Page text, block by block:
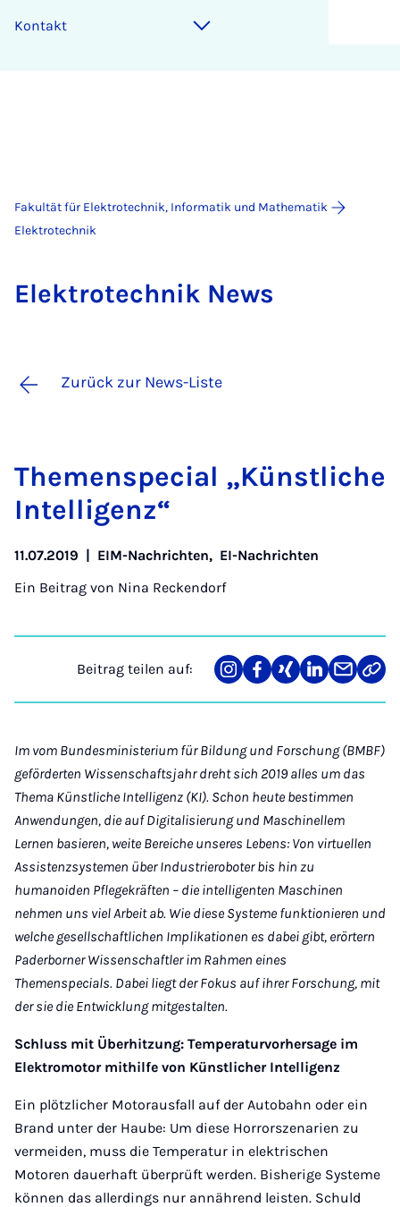
Kontakt
Fakultät für Elektrotechnik, Informatik und Mathematik
Elektrotechnik
Elek­tro­tech­nik News
Zurück zur News-Liste
The­men­spe­ci­al „Künst­li­che
In­tel­li­genz“
11.07.2019 | EIM-Nachrichten, EI-Nachrichten
Ein Beitrag von Nina Reckendorf
Beitrag teilen auf:
Teilen
auf
Teilen
auf
Teilen
auf
Teilen
auf
Teilen
über
Mail
Link
Im vom Bundesministerium für Bildung und Forschung (BMBF)
geförderten Wissenschaftsjahr dreht sich 2019 alles um das
Thema Künstliche Intelligenz (KI). Schon heute bestimmen
Anwendungen, die auf Digitalisierung und Maschinellem
Lernen basieren, weite Bereiche unseres Lebens: Von virtuellen
Assistenzsystemen über Industrieroboter bis hin zu
humanoiden Pflegekräften – die intelligenten Maschinen
nehmen uns viel Arbeit ab. Wie diese Systeme funktionieren und
welche gesellschaftlichen Implikationen es dabei gibt, erörtern
Paderborner Wissenschaftler im Rahmen eines
Themenspecials. Dabei liegt der Fokus auf ihrer Forschung, mit
der sie die Entwicklung mitgestalten.
Schluss mit Überhitzung: Temperaturvorhersage im
Elektromotor mithilfe von Künstlicher Intelligenz
Ein plötzlicher Motorausfall auf der Autobahn oder ein
Brand unter der Haube: Um diese Horrorszenarien zu
vermeiden, muss die Temperatur in elektrischen
Motoren dauerhaft überprüft werden. Bisherige Systeme
können das allerdings nur annährend leisten. Schuld